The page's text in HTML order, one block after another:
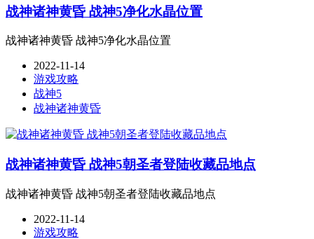
战神诸神黄昏 战神5净化水晶位置
战神诸神黄昏 战神5净化水晶位置
2022-11-14
游戏攻略
战神5
战神诸神黄昏
战神诸神黄昏 战神5朝圣者登陆收藏品地点
战神诸神黄昏 战神5朝圣者登陆收藏品地点
2022-11-14
游戏攻略